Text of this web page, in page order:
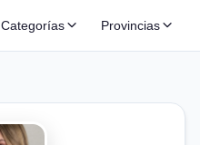
Categorías Provincias